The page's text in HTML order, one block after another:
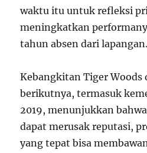
waktu itu untuk refleksi
meningkatkan
tahun absen dari lapangan.
Kebangkitan Tiger
berikutnya, termasuk
2019, menunjukkan
dapat merusak reputasi,
yang tepat bisa